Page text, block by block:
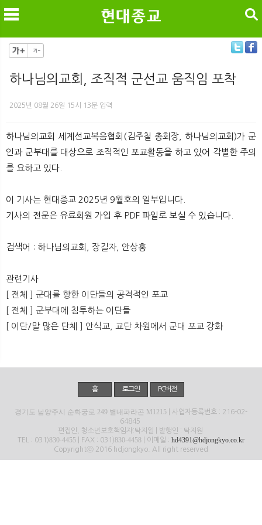
검색
하나님의교회, 조직적 군선교 움직임 포착
2025년 08월 26일 15시 13분 입력
하나님의교회 세계선교복음협회(김주철 총회장, 하나님의교회)가 군
인과 군부대를 대상으로 조직적인 포교활동을 하고 있어 각별한 주의
를 요하고 있다.
이 기사는 현대종교 2025년 9월호의 일부입니다.
기사의 전문은 유료회원 가입 후 PDF 파일로 보실 수 있습니다.
검색어 : 하나님의교회, 장길자, 안상홍
관련기사
[ 전체 ] 군대를 향한 이단들의 공격적인 포교
[ 전체 ] 군부대에 침투하는 이단들
[ 이단/말 많은 단체 ] 안식교, 교단 차원에서 군대 포교 강화
홈 로그인 PC버전
경기도 남양주시 순화궁로 249 별내파라곤 M1215 | 사업자등록번호 : 216-02-
64845
편집인, 청소년보호책임자:탁지일 | 발행인 : 탁지원
TEL : 031)830-4455 | FAX : 031)830-4458 | 이메일 : hd4391@hdjongkyo.co.kr
Copyrightⓒ 2016 hdjongkyo. All right reserved